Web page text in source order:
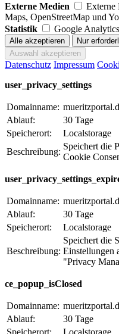
Externe Medien
Externe
Maps, OpenStreetMap und
Statistik
Google
Datenschutz Impressum
user_privacy_settings
Domainname:
Ablauf:
30 Tage
Speicherort:
Localstorage
Beschreibung:
Speichert die
Cookie
Domainname:
Ablauf:
30 Tage
Speicherort:
Localstorage
Beschreibung:
Speichert die
Einstellungen
"Privacy
ce_popup_isClosed
Domainname:
Ablauf:
30 Tage
Speicherort:
Localstorage